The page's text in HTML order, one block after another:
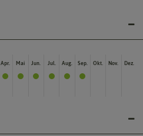
Apr. Mai Jun. Jul. Aug. Sep. Okt. Nov. Dez.